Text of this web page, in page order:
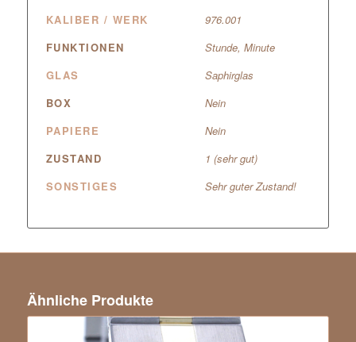
KALIBER / WERK
976.001
FUNKTIONEN
Stunde, Minute
GLAS
Saphirglas
BOX
Nein
PAPIERE
Nein
ZUSTAND
1 (sehr gut)
SONSTIGES
Sehr guter Zustand!
Ähnliche Produkte